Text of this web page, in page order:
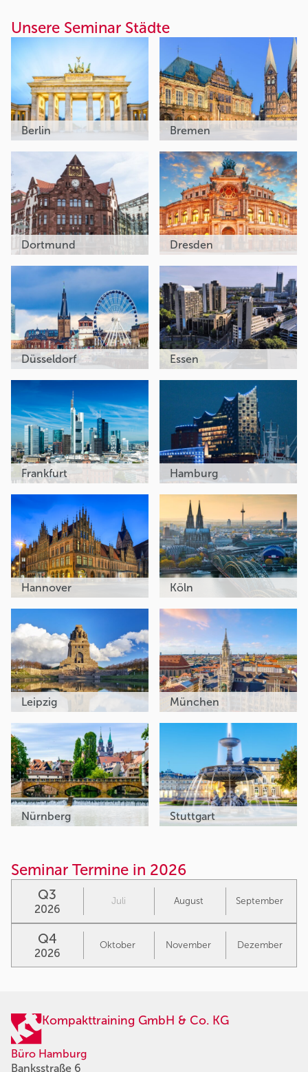
Unsere Seminar Städte
Berlin Bremen
Dortmund Dresden
Düsseldorf Essen
Frankfurt Hamburg
Hannover Köln
Leipzig München
Nürnberg Stuttgart
Seminar Termine in 2026
Q3
2026
Juli August September
Q4
2026
Oktober November Dezember
Kompakttraining GmbH & Co. KG
Büro Hamburg
Banksstraße 6